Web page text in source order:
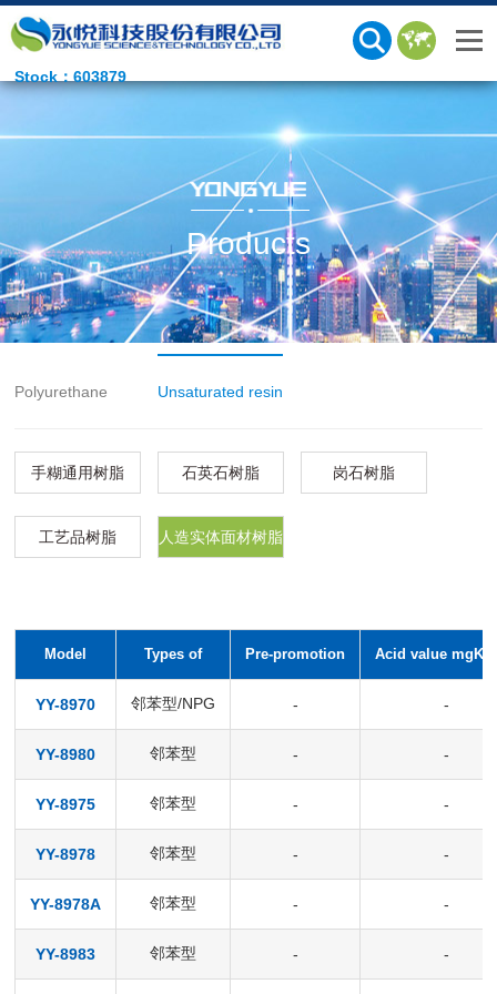
Stock：603879
Products
Polyurethane Unsaturated resin
手糊通用树脂 石英石树脂 岗石树脂
工艺品树脂 人造实体面材树脂
Model Types of Pre-promotion Acid value
YY-8970 邻苯型/NPG - -
YY-8980 邻苯型 - -
YY-8975 邻苯型 - -
YY-8978 邻苯型 - -
YY-8978A 邻苯型 - -
YY-8983 邻苯型 - -